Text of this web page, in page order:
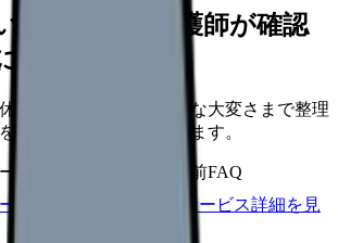
求人票を、看護師が確認
直せます
日、教育、職場の正直な大変さまで整理
減らす求人票へ改善します。
応募前FAQ
の見積もりを依頼
サービス詳細を見